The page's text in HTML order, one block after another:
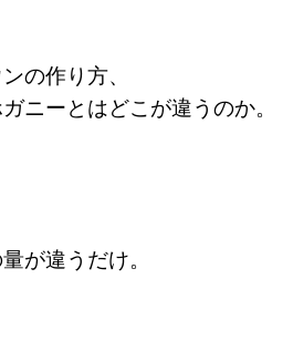
の作り方、
ニーとはどこが違うのか。
が違うだけ。